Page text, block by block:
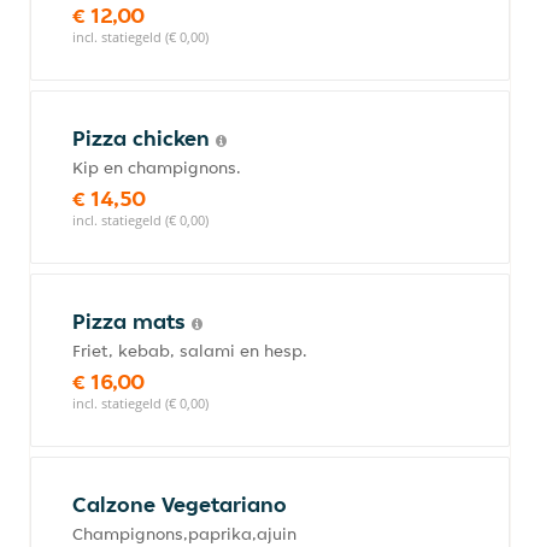
€ 12,00
incl. statiegeld (€ 0,00)
Pizza chicken
Kip en champignons.
€ 14,50
incl. statiegeld (€ 0,00)
Pizza mats
Friet, kebab, salami en hesp.
€ 16,00
incl. statiegeld (€ 0,00)
Calzone Vegetariano
Champignons,paprika,ajuin